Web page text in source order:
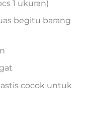
1 ukuran)
begitu barang
cocok untuk